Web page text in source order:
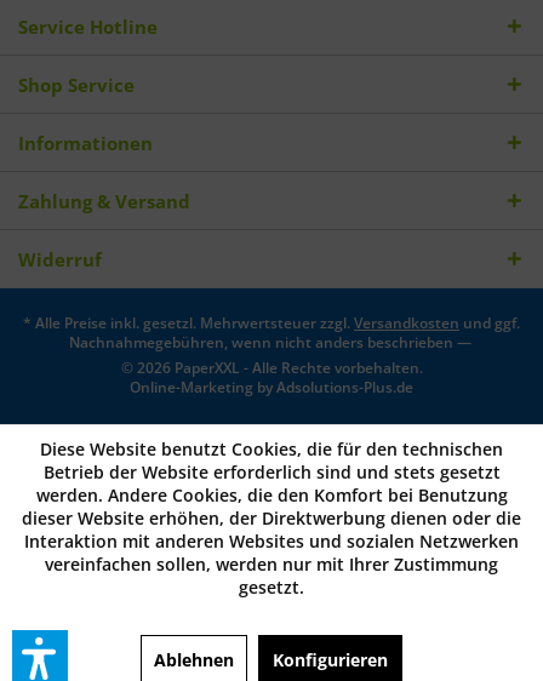
Service Hotline
Shop Service
Informationen
Zahlung & Versand
Widerruf
* Alle Preise inkl. gesetzl. Mehrwertsteuer zzgl.Versandkosten und ggf.
Nachnahmegebühren, wenn nicht anders beschrieben —
© 2026 PaperXXL - Alle Rechte vorbehalten.
Online-Marketing byAdsolutions-Plus.de
Diese Website benutzt Cookies, die für den technischen
Betrieb der Website erforderlich sind und stets gesetzt
werden. Andere Cookies, die den Komfort bei Benutzung
dieser Website erhöhen, der Direktwerbung dienen oder die
Interaktion mit anderen Websites und sozialen Netzwerken
vereinfachen sollen, werden nur mit Ihrer Zustimmung
gesetzt.
Ablehnen Konfigurieren